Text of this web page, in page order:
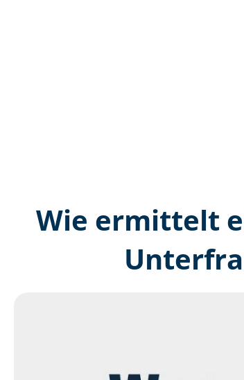
Wie ermittelt